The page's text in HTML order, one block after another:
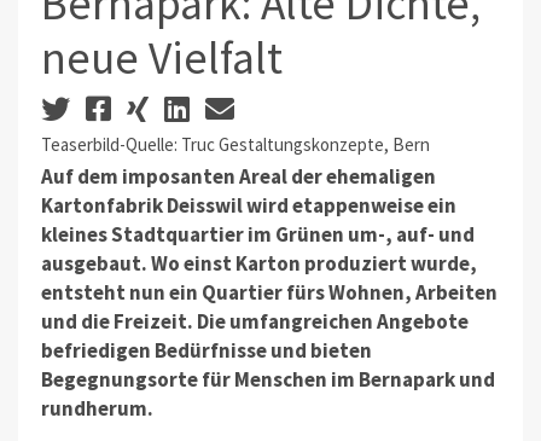
neue Vielfalt
Teaserbild-Quelle: Truc Gestaltungskonzepte, Bern
Auf dem imposanten Areal der ehemaligen
Kartonfabrik Deisswil wird etappenweise ein
kleines Stadtquartier im Grünen um-, auf- und
ausgebaut. Wo einst Karton produziert wurde,
entsteht nun ein Quartier fürs Wohnen, Arbeiten
und die Freizeit. Die umfangreichen Angebote
befriedigen Bedürfnisse und bieten
Begegnungsorte für Menschen im Bernapark und
rundherum.